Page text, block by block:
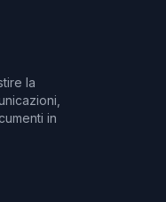
la
in